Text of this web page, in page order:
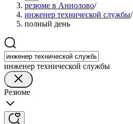
резюме в Аннолово/
инженер технической службы/
полный день
инженер технической службы
Резюме